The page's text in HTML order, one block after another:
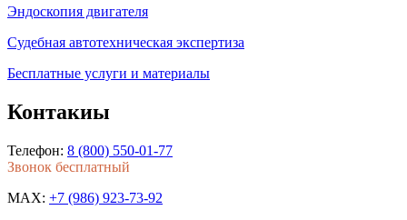
Эндоскопия двигателя
Судебная автотехническая экспертиза
Бесплатные услуги и материалы
Контакиы
Телефон: 8 (800) 550-01-77
Звонок бесплатный
MAX: +7 (986) 923-73-92